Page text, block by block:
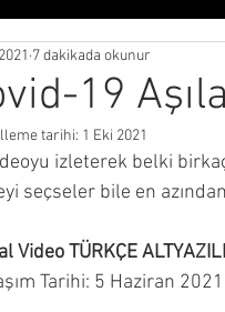
geçmişten işaretler
domuz gribi dünya
protestolar davalar
19
7 dakikada okunur
tarihi: 1 Eki 2021
izleterek belki
seçseler bile en
Video TÜRKÇE ALTYAZILI
Tarihi: 5 Haziran 2021